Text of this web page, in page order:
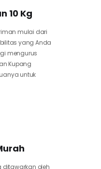
10 Kg
mulai dari
yang Anda
mengurus
Kupang
untuk
ditawarkan oleh